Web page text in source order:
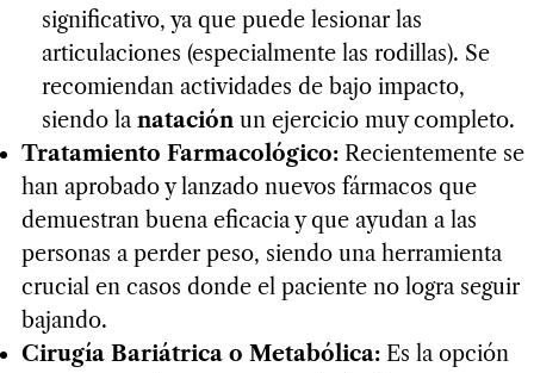
significativo, ya que puede lesionar las
articulaciones (especialmente las rodillas). Se
recomiendan actividades de bajo impacto,
siendo lanatación un ejercicio muy completo.
Tratamiento Farmacológico:Recientemente se
han aprobado y lanzado nuevos fármacos que
demuestran buena eficacia y que ayudan a las
personas a perder peso, siendo una herramienta
crucial en casos donde el paciente no logra seguir
bajando.
Cirugía Bariátrica o Metabólica:Es la opción